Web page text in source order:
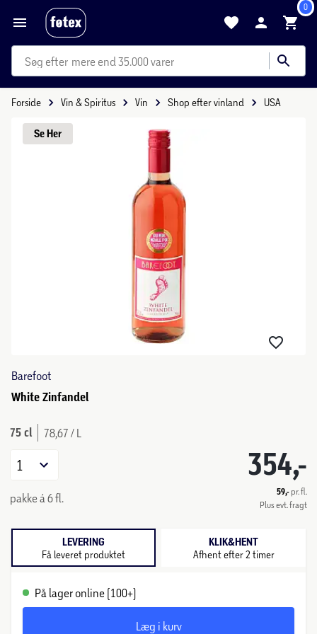
0
mere end 35.000 varer
Forside Vin & Spiritus Vin Shop efter vinland USA
Se Her
Barefoot
White Zinfandel
75 cl 78,67 / L
354,-
59,- pr. fl.
Plus evt. fragt
1
pakke á 6 fl.
LEVERING
Få leveret produktet
KLIK&HENT
Afhent efter 2 timer
På lager online (100+)
Læg i kurv